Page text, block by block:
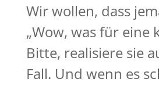
Wir wollen, dass
„Wow, was für eine
Bitte, realisiere sie
Fall. Und wenn es